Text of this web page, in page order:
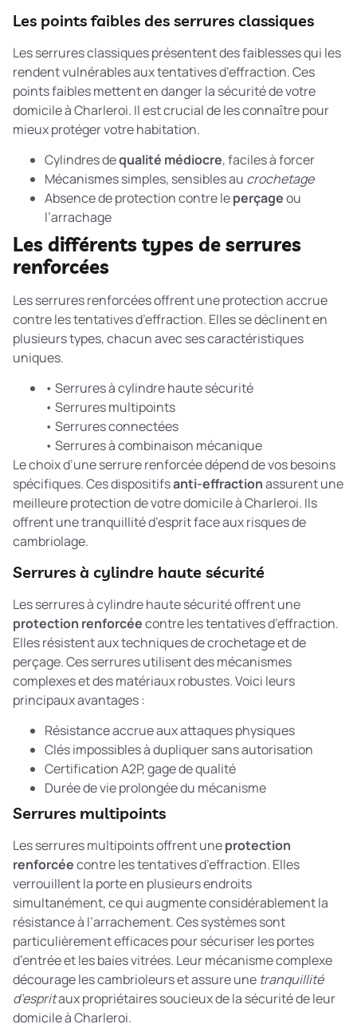
Les points faibles des serrures classiques
Les serrures classiques présentent des faiblesses qui les
rendent vulnérables aux tentatives d’effraction. Ces
points faibles mettent en danger la sécurité de votre
domicile à Charleroi. Il est crucial de les connaître pour
mieux protéger votre habitation.
Cylindres dequalité médiocre, faciles à forcer
Mécanismes simples, sensibles au crochetage
Absence de protection contre leperçageou
l’arrachage
Les différents types de serrures
renforcées
Les serrures renforcées offrent une protection accrue
contre les tentatives d’effraction. Elles se déclinent en
plusieurs types, chacun avec ses caractéristiques
uniques.
• Serrures à cylindre haute sécurité
• Serrures multipoints
• Serrures connectées
• Serrures à combinaison mécanique
Le choix d’une serrure renforcée dépend de vos besoins
spécifiques. Ces dispositifsanti-effractionassurent une
meilleure protection de votre domicile à Charleroi. Ils
offrent une tranquillité d’esprit face aux risques de
cambriolage.
Serrures à cylindre haute sécurité
Les serrures à cylindre haute sécurité offrent une
protection renforcéecontre les tentatives d’effraction.
Elles résistent aux techniques de crochetage et de
perçage. Ces serrures utilisent des mécanismes
complexes et des matériaux robustes. Voici leurs
principaux avantages :
Résistance accrue aux attaques physiques
Clés impossibles à dupliquer sans autorisation
Certification A2P, gage de qualité
Durée de vie prolongée du mécanisme
Serrures multipoints
Les serrures multipoints offrent uneprotection
renforcéecontre les tentatives d’effraction. Elles
verrouillent la porte en plusieurs endroits
simultanément, ce qui augmente considérablement la
résistance à l’arrachement. Ces systèmes sont
particulièrement efficaces pour sécuriser les portes
d’entrée et les baies vitrées. Leur mécanisme complexe
décourage les cambrioleurs et assure une tranquillité
d’espritaux propriétaires soucieux de la sécurité de leur
domicile à Charleroi.